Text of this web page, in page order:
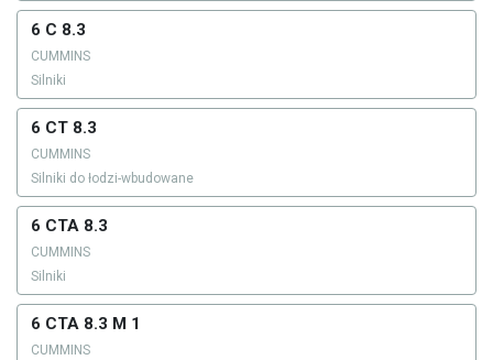
6 C 8.3
CUMMINS
Silniki
6 CT 8.3
CUMMINS
Silniki do łodzi-wbudowane
6 CTA 8.3
CUMMINS
Silniki
6 CTA 8.3 M 1
CUMMINS